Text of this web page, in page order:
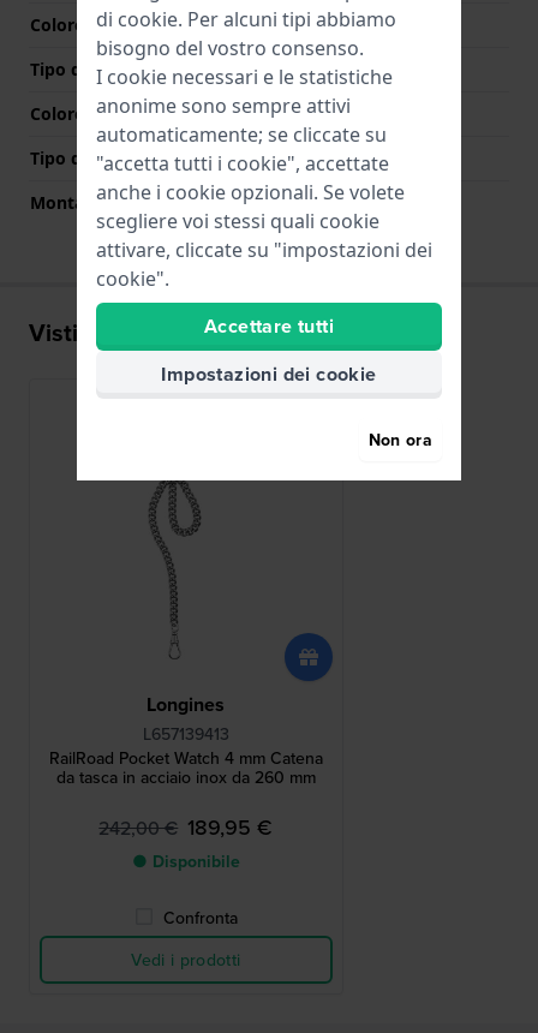
Colore cinturino
Argento
Tipo di chiusura
Gancio della fibbia
Colore Chiusura
Argento
Tipo di montatura
Nessuno
Montatura dritta
No
Visti di recente
Longines
L657139413
RailRoad Pocket Watch 4 mm Catena
da tasca in acciaio inox da 260 mm
242,00 € 189,95 €
● Disponibile
Confronta
Vedi i prodotti
di cookie. Per alcuni tipi abbiamo
bisogno del vostro consenso.
I cookie necessari e le statistiche
anonime sono sempre attivi
automaticamente; se cliccate su
"accetta tutti i cookie", accettate
anche i cookie opzionali. Se volete
scegliere voi stessi quali cookie
attivare, cliccate su "impostazioni dei
cookie".
Accettare tutti
Impostazioni dei cookie
Non ora